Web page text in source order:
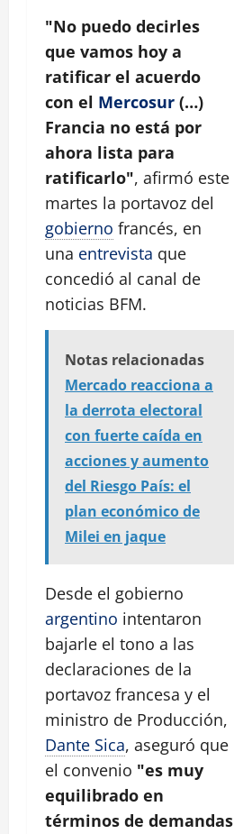
"No puedo decirles
que vamos hoy a
ratificar el acuerdo
con el Mercosur (…)
Francia no está por
ahora lista para
ratificarlo", afirmó este
martes la portavoz del
gobierno francés, en
una entrevista que
concedió al canal de
noticias BFM.
Notas relacionadas
Mercado reacciona a
la derrota electoral
con fuerte caída en
acciones y aumento
del Riesgo País: el
plan económico de
Milei en jaque
Desde el gobierno
argentino intentaron
bajarle el tono a las
declaraciones de la
portavoz francesa y el
ministro de Producción,
Dante Sica, aseguró que
el convenio "es muy
equilibrado en
términos de demandas